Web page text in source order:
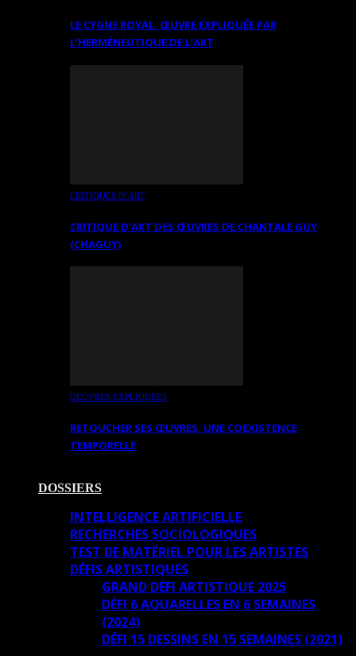
LE CYGNE ROYAL. ŒUVRE EXPLIQUÉE PAR
L’HERMÉNEUTIQUE DE L’ART
CRITIQUES D’ART
CRITIQUE D’ART DES ŒUVRES DE CHANTALE GUY
(CHAGUY)
OEUVRES EXPLIQUÉES
RETOUCHER SES ŒUVRES. UNE COEXISTENCE
TEMPORELLE
DOSSIERS
INTELLIGENCE ARTIFICIELLE
RECHERCHES SOCIOLOGIQUES
TEST DE MATÉRIEL POUR LES ARTISTES
DÉFIS ARTISTIQUES
GRAND DÉFI ARTISTIQUE 2025
DÉFI 6 AQUARELLES EN 6 SEMAINES
(2024)
DÉFI 15 DESSINS EN 15 SEMAINES (2021)